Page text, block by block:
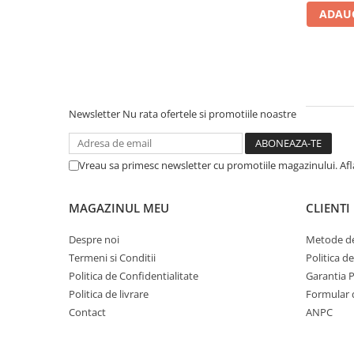
Mobila camera copii
Saltele patuturi copii
Paturi copii
Seturi comode living si dormitor
Newsletter Nu rata ofertele si promotiile noastre
Vreau sa primesc newsletter cu promotiile magazinului.
MAGAZINUL MEU
Despre noi
Termeni si Conditii
Politica de Confidentialitate
Politica de livrare
Contact
CLIENTI
Metode
Politica
Garantia
Formular
ANPC